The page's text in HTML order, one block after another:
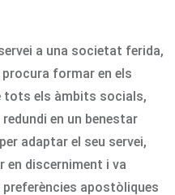
a una societat ferida,
formar en els
tots els àmbits socials,
en un benestar
adaptar el seu servei,
en discerniment i va
preferències apostòliques